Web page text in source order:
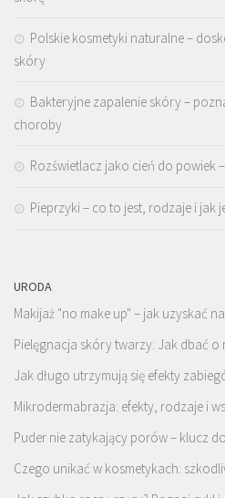
Polskie kosmetyki naturalne –
skóry
Bakteryjne zapalenie skóry –
choroby
Rozświetlacz jako cień do powiek
Pieprzyki – co to jest, rodzaje i jak
URODA
Makijaż "no make up" – jak uzyskać
Pielęgnacja skóry twarzy: Jak dbać o
Jak długo utrzymują się efekty
Mikrodermabrazja: efekty, rodzaje i
Puder nie zatykający porów – klucz
Czego unikać w kosmetykach: